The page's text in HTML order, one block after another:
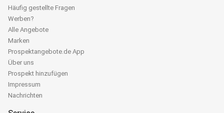
Häufig gestellte Fragen
Werben?
Alle Angebote
Marken
Prospektangebote.de App
Über uns
Prospekt hinzufügen
Impressum
Nachrichten